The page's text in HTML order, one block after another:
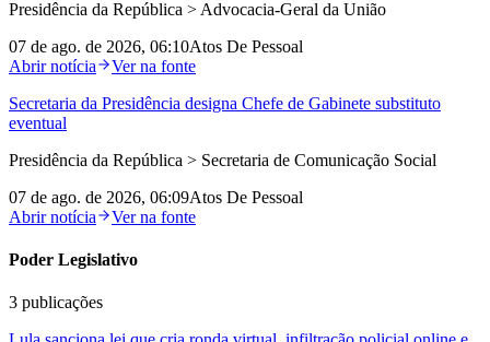
Presidência da República > Advocacia-Geral da União
07 de ago. de 2026, 06:10Atos De Pessoal
Abrir notícia
Ver na fonte
Secretaria da Presidência designa Chefe de Gabinete substituto
eventual
Presidência da República > Secretaria de Comunicação Social
07 de ago. de 2026, 06:09Atos De Pessoal
Abrir notícia
Ver na fonte
Poder Legislativo
3 publicações